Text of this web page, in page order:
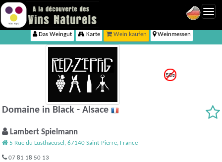
Das Weingut Karte Wein kaufen Weinmessen
Domaine in Black - Alsace
Lambert Spielmann
5 Rue du Lusthaeusel, 67140 Saint-Pierre, France
07 81 18 50 13